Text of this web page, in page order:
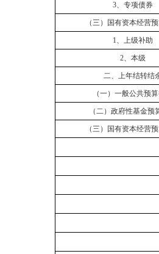
3、专项债券
（三）国有资本经营
1、上级补助
2、本级
二、上年结转结
（一）一般公共预
（二）政府性基金预
（三）国有资本经营